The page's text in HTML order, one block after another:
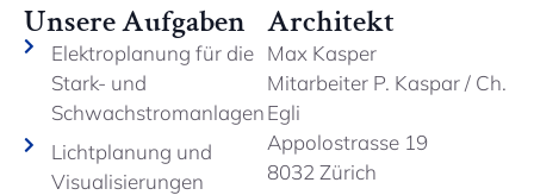
Unsere Aufgaben
Elektroplanung für die
Stark- und
Schwachstromanlagen
Lichtplanung und
Visualisierungen
Architekt
Max Kasper
Mitarbeiter P. Kaspar / Ch.
Egli
Appolostrasse 19
8032 Zürich